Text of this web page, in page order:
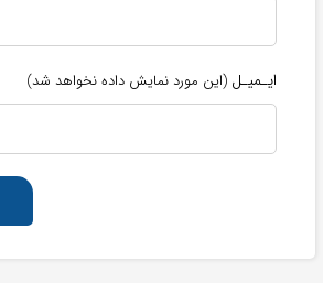
ایـمیـل (این مورد نمایش داده نخواهد شد)